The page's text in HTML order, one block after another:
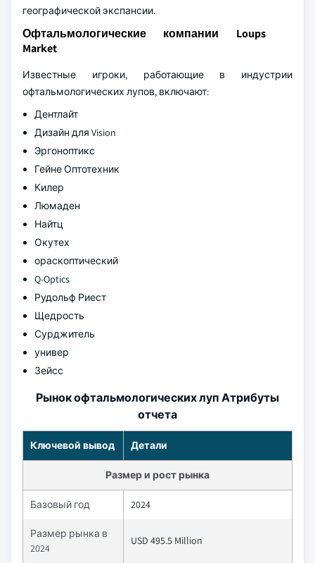
географической экспансии.
Офтальмологические компании Loups
Market
Известные игроки, работающие в индустрии
офтальмологических лупов, включают:
Дентлайт
Дизайн для Vision
Эргоноптикс
Гейне Оптотехник
Килер
Люмаден
Найтц
Окутех
ораскоптический
Q-Optics
Рудольф Риест
Щедрость
Сурджитель
универ
Зейсс
Рынок офтальмологических луп Атрибуты
отчета
Ключевой вывод Детали
Размер и рост рынка
Базовый год 2024
Размер рынка в
2024
USD 495.5 Million